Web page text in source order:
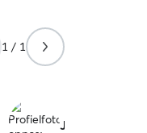
1 / 1
Jonathan L.